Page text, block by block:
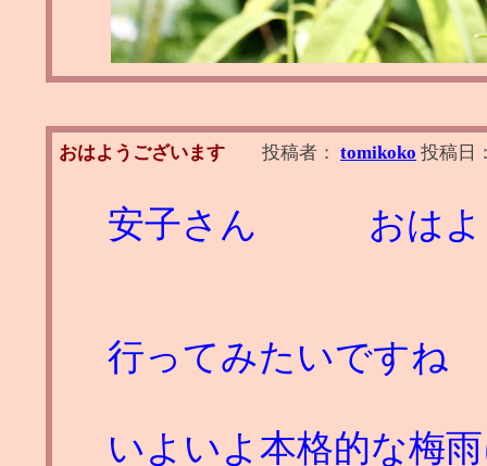
おはようございます 投稿者： tomikoko 投稿日
安子さん おはよ
行ってみたいですね
いよいよ本格的な梅